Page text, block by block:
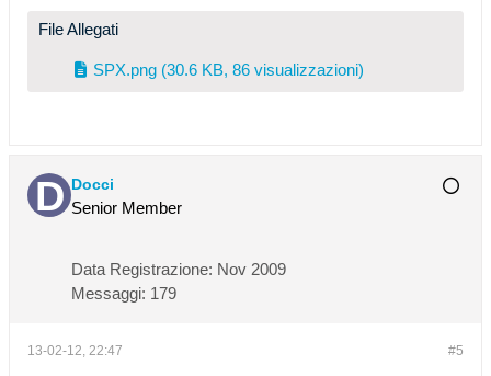
File Allegati
SPX.png (30.6 KB, 86 visualizzazioni)
Docci
Senior Member
Data Registrazione: Nov 2009
Messaggi: 179
#5
13-02-12, 22:47